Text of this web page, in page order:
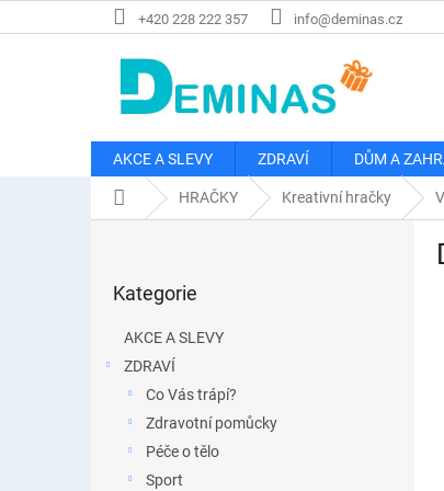
na
+420 228 222 357 info@deminas.cz
AKCE A SLEVY ZDRAVÍ DŮM A
Domů HRAČKY Kreativní hračky
kategorie
Kategorie
AKCE A SLEVY
ZDRAVÍ
Co Vás trápí?
Zdravotní pomůcky
Péče o tělo
Sport